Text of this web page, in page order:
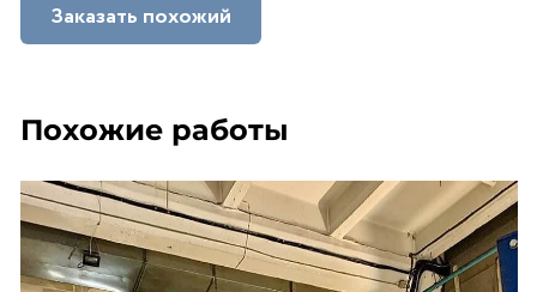
Заказать похожий
Похожие работы